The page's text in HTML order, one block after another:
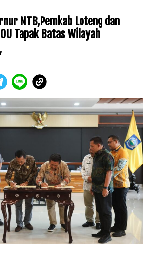
NTB,Pemkab Loteng dan
Tapak Batas Wilayah